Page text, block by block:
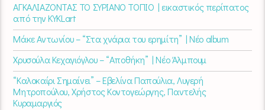
ΑΓΚΑΛΙΑΖΟΝΤΑΣ ΤΟ ΣΥΡΙΑΝΟ ΤΟΠΙΟ | εικαστικός περίπατος
από την KYKLart
Μάκε Αντωνίου – “Στα χνάρια του ερημίτη” | Νέο album
Χρυσούλα Κεχαγιόγλου – “Αποθήκη” | Νέο Άλμπουμ
“Καλοκαίρι Σημαίνει” – Εβελίνα Παπούλια, Λυγερή
Μητροπούλου, Χρήστος Κοντογεώργης, Παντελής
Κυραμαργιός